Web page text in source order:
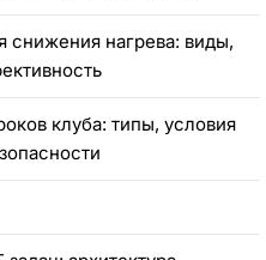
снижения нагрева: виды,
клуба: типы, условия